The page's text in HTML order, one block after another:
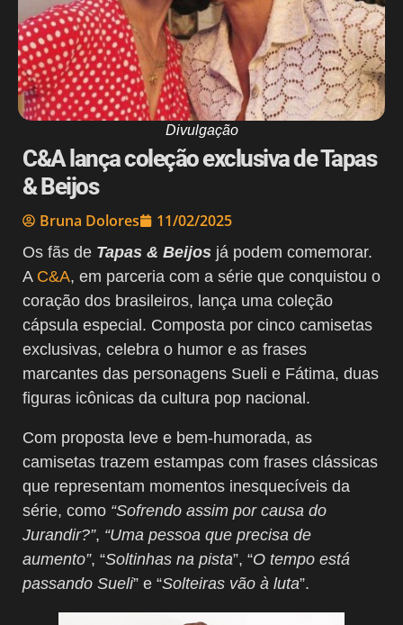
Divulgação
C&A lança coleção exclusiva de Tapas
& Beijos
Bruna Dolores 11/02/2025
Os fãs de Tapas & Beijos já podem comemorar.
A C&A, em parceria com a série que conquistou o
coração dos brasileiros, lança uma coleção
cápsula especial. Composta por cinco camisetas
exclusivas, celebra o humor e as frases
marcantes das personagens Sueli e Fátima, duas
figuras icônicas da cultura pop nacional.
Com proposta leve e bem-humorada, as
camisetas trazem estampas com frases clássicas
que representam momentos inesquecíveis da
série, como “Sofrendo assim por causa do
Jurandir?”, “Uma pessoa que precisa de
aumento”, “Soltinhas na pista”, “O tempo está
passando Sueli” e “Solteiras vão à luta”.